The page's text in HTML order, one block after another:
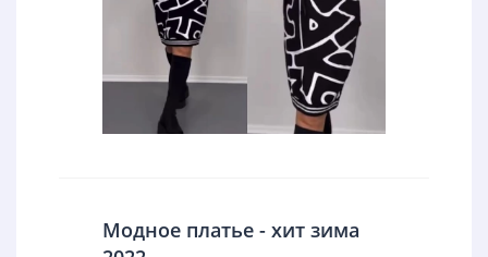
Модное платье - хит зима